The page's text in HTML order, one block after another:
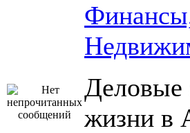
Деловые
жизни в